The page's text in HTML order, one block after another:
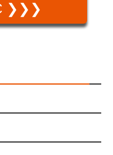
❯❯❯